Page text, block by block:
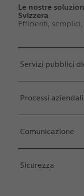
Le nostre
Svizzera
Efficienti, semplici,
Servizi pubblici
Processi aziendali
Comunicazione
Sicurezza